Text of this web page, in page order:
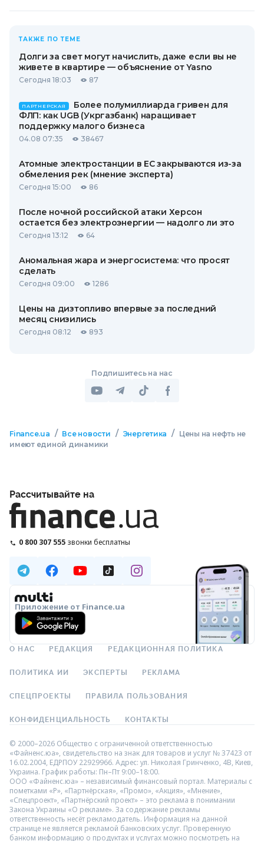
ТАКЖЕ ПО ТЕМЕ
Долги за свет могут начислить, даже если вы не
живете в квартире — объяснение от Yasno
Сегодня 18:03 87
ПАРТНЕРСКАЯ
Более полумиллиарда гривен для
ФЛП: как UGB (Укргазбанк) наращивает
поддержку малого бизнеса
04.08 07:35 38467
Атомные электростанции в ЕС закрываются из-за
обмеления рек (мнение эксперта)
Сегодня 15:00 86
После ночной российской атаки Херсон
остается без электроэнергии — надолго ли это
Сегодня 13:12 64
Аномальная жара и энергосистема: что просят
сделать
Сегодня 09:00 1286
Цены на дизтопливо впервые за последний
месяц снизились
Сегодня 08:12 893
Подпишитесь на нас
Finance.ua / Все новости / Энергетика /
Цены на нефть не
имеют единой динамики
Рассчитывайте на
0 800 307 555 звонки бесплатны
Приложение от Finance.ua
О НАС РЕДАКЦИЯ РЕДАКЦИОННАЯ ПОЛИТИКА
ПОЛИТИКА ИИ ЭКСПЕРТЫ РЕКЛАМА
СПЕЦПРОЕКТЫ ПРАВИЛА ПОЛЬЗОВАНИЯ
КОНФИДЕНЦИАЛЬНОСТЬ КОНТАКТЫ
© 2000–2026 Общество с ограниченной ответственностью
«Файненс.юа», свидетельство на знак для товаров и услуг № 37423 от
16.02.2004, ЕДРПОУ 22929966. Адрес: ул. Николая Гринченко, 4В, Киев,
Украина. График работы: Пн–Пт 9:00–18:00.
ООО «Файненс.юа» – независимый финансовый портал. Материалы с
пометками «Р», «Партнёрская», «Промо», «Акция», «Мнение»,
«Спецпроект», «Партнёрский проект» – это реклама в понимании
Закона Украины «О рекламе». За содержание рекламы
ответственность несёт рекламодатель. Информация на данной
странице не является рекламой банковских услуг. Проверенную
банком информацию о продуктах и услугах можно посмотреть на